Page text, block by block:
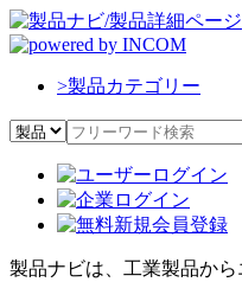
>製品カテゴリー
製品ナビは、工業製品から